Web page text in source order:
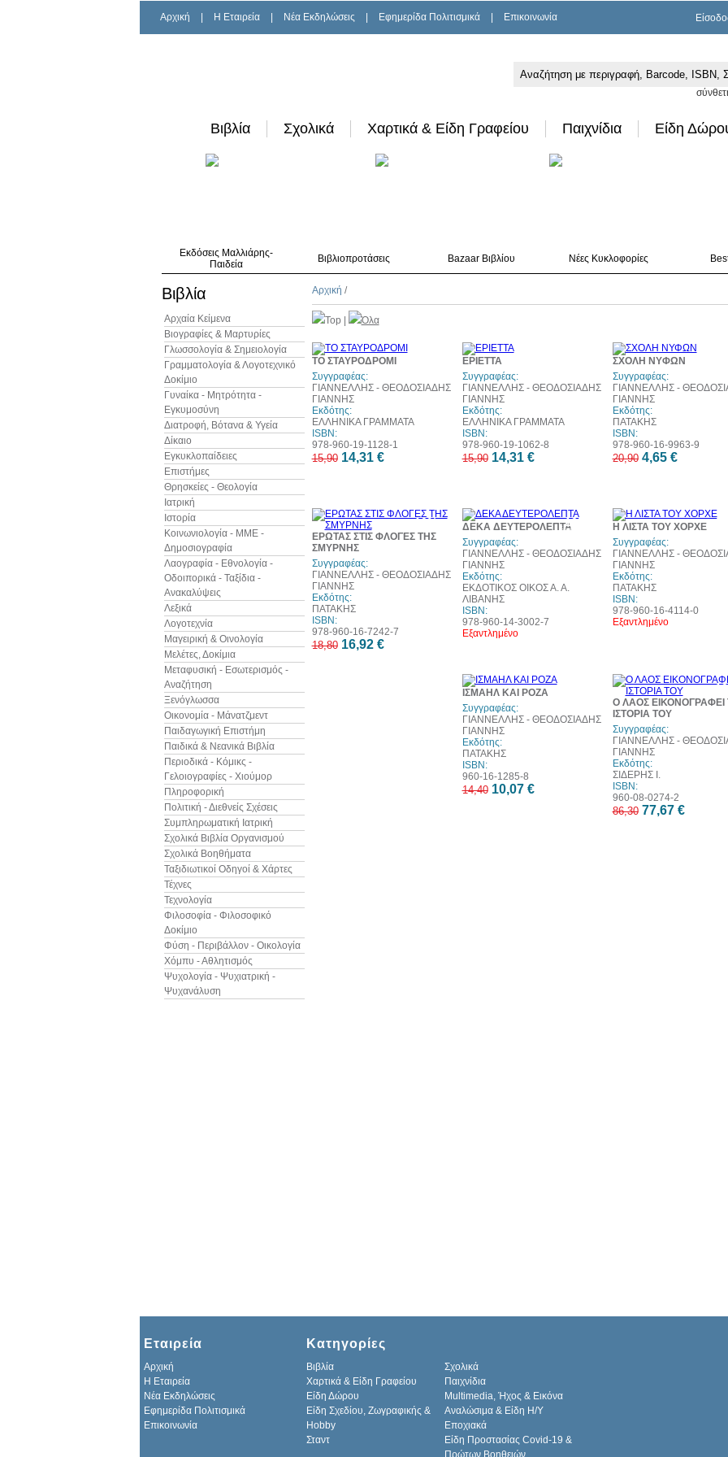
Αρχική H Εταιρεία Νέα Εκδηλώσεις Εφημερίδα Πολιτισμικά Επικοινωνία
Βιβλία Σχολικά Χαρτικά & Είδη Γραφείου Παιχνίδια Είδη
Εκδόσεις Μαλλιάρης-
Παιδεία
Βιβλιοπροτάσεις Bazaar Βιβλίου Νέες Κυκλοφορίες
Βιβλία
Αρχαία Κείμενα
Βιογραφίες & Μαρτυρίες
Γλωσσολογία & Σημειολογία
Γραμματολογία & Λογοτεχνικό
Δοκίμιο
Γυναίκα - Μητρότητα -
Εγκυμοσύνη
Διατροφή, Βότανα & Υγεία
Δίκαιο
Εγκυκλοπαίδειες
Επιστήμες
Θρησκείες - Θεολογία
Ιατρική
Ιστορία
Κοινωνιολογία - ΜΜΕ -
Δημοσιογραφία
Λαογραφία - Εθνολογία -
Οδοιπορικά - Ταξίδια -
Ανακαλύψεις
Λεξικά
Λογοτεχνία
Μαγειρική & Οινολογία
Μελέτες, Δοκίμια
Μεταφυσική - Εσωτερισμός -
Αναζήτηση
Ξενόγλωσσα
Οικονομία - Μάνατζμεντ
Παιδαγωγική Επιστήμη
Παιδικά & Νεανικά Βιβλία
Περιοδικά - Κόμικς -
Γελοιογραφίες - Χιούμορ
Πληροφορική
Πολιτική - Διεθνείς Σχέσεις
Συμπληρωματική Ιατρική
Σχολικά Βιβλία Οργανισμού
Σχολικά Βοηθήματα
Ταξιδιωτικοί Οδηγοί & Χάρτες
Τέχνες
Τεχνολογία
Φιλοσοφία - Φιλοσοφικό
Δοκίμιο
Φύση - Περιβάλλον - Οικολογία
Χόμπυ - Αθλητισμός
Ψυχολογία - Ψυχιατρική -
Ψυχανάλυση
Αρχική /
Top Όλα
ΤΟ ΣΤΑΥΡΟΔΡΟΜΙ
Συγγραφέας:
ΓΙΑΝΝΕΛΛΗΣ - ΘΕΟΔΟΣΙΑΔΗΣ
ΓΙΑΝΝΗΣ
Εκδότης:
ΕΛΛΗΝΙΚΑ ΓΡΑΜΜΑΤΑ
ISBN:
978-960-19-1128-1
15,90 14,31 €
ΕΡΙΕΤΤΑ
Συγγραφέας:
ΓΙΑΝΝΕΛΛΗΣ - ΘΕΟΔΟΣΙΑΔΗΣ
ΓΙΑΝΝΗΣ
Εκδότης:
ΕΛΛΗΝΙΚΑ ΓΡΑΜΜΑΤΑ
ISBN:
978-960-19-1062-8
15,90 14,31 €
ΣΧΟΛΗ ΝΥΦΩΝ
Συγγραφέας:
ΓΙΑΝΝΕΛΛΗΣ -
ΓΙΑΝΝΗΣ
Εκδότης:
ΠΑΤΑΚΗΣ
ISBN:
978-960-16-9963-9
20,90 4,65 €
10%
ΕΡΩΤΑΣ ΣΤΙΣ ΦΛΟΓΕΣ ΤΗΣ
ΣΜΥΡΝΗΣ
Συγγραφέας:
ΓΙΑΝΝΕΛΛΗΣ - ΘΕΟΔΟΣΙΑΔΗΣ
ΓΙΑΝΝΗΣ
Εκδότης:
ΠΑΤΑΚΗΣ
ISBN:
978-960-16-7242-7
18,80 16,92 €
10%
έκπτωση
ΔΕΚΑ ΔΕΥΤΕΡΟΛΕΠΤΑ
Συγγραφέας:
ΓΙΑΝΝΕΛΛΗΣ - ΘΕΟΔΟΣΙΑΔΗΣ
ΓΙΑΝΝΗΣ
Εκδότης:
ΕΚΔΟΤΙΚΟΣ ΟΙΚΟΣ Α. Α.
ΛΙΒΑΝΗΣ
ISBN:
978-960-14-3002-7
Εξαντλημένο
Η ΛΙΣΤΑ ΤΟΥ ΧΟΡΧΕ
Συγγραφέας:
ΓΙΑΝΝΕΛΛΗΣ -
ΓΙΑΝΝΗΣ
Εκδότης:
ΠΑΤΑΚΗΣ
ISBN:
978-960-16-4114-0
Εξαντλημένο
ΙΣΜΑΗΛ ΚΑΙ ΡΟΖΑ
Συγγραφέας:
ΓΙΑΝΝΕΛΛΗΣ - ΘΕΟΔΟΣΙΑΔΗΣ
ΓΙΑΝΝΗΣ
Εκδότης:
ΠΑΤΑΚΗΣ
ISBN:
960-16-1285-8
14,40 10,07 €
Ο ΛΑΟΣ ΕΙΚΟΝΟΓΡΑΦΕΙ
ΙΣΤΟΡΙΑ ΤΟΥ
Συγγραφέας:
ΓΙΑΝΝΕΛΛΗΣ -
ΓΙΑΝΝΗΣ
Εκδότης:
ΣΙΔΕΡΗΣ Ι.
ISBN:
960-08-0274-2
86,30 77,67 €
Εταιρεία
Αρχική
H Εταιρεία
Νέα Εκδηλώσεις
Εφημερίδα Πολιτισμικά
Επικοινωνία
Κατηγορίες
Βιβλία
Σχολικά
Χαρτικά & Είδη Γραφείου
Παιχνίδια
Είδη Δώρου
Multimedia, Ήχος & Εικόνα
Είδη Σχεδίου, Ζωγραφικής &
Hobby
Αναλώσιμα & Είδη Η/Υ
Εποχιακά
Σταντ
Είδη Προστασίας Covid-19 &
Πρώτων Βοηθειών